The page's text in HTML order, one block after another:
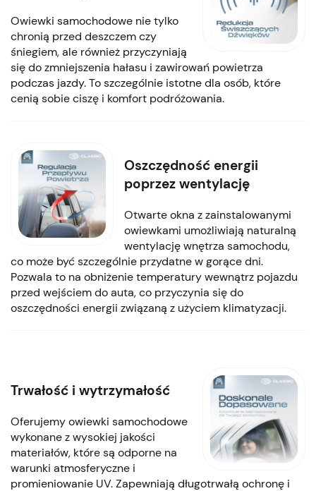
Owiewki samochodowe nie tylko
chronią przed deszczem czy
śniegiem, ale również przyczyniają
się do zmniejszenia hałasu i zawirowań powietrza
podczas jazdy. To szczególnie istotne dla osób, które
cenią sobie ciszę i komfort podróżowania.
Oszczędność energii
poprzez wentylację
Otwarte okna z zainstalowanymi
owiewkami umożliwiają naturalną
wentylację wnętrza samochodu,
co może być szczególnie przydatne w gorące dni.
Pozwala to na obniżenie temperatury wewnątrz pojazdu
przed wejściem do auta, co przyczynia się do
oszczędności energii związaną z użyciem klimatyzacji.
Trwałość i wytrzymałość
Oferujemy owiewki samochodowe
wykonane z wysokiej jakości
materiałów, które są odporne na
warunki atmosferyczne i
promieniowanie UV. Zapewniają długotrwałą ochronę i